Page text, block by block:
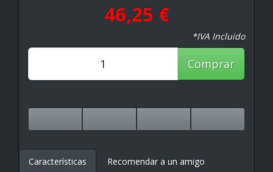
46,25 €
*IVA Incluido
Comprar
Características Recomendar a un amigo